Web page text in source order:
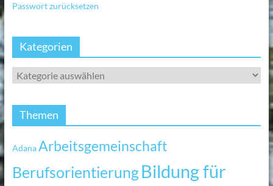
Passwort zurücksetzen
Kategorien
Themen
AdanaArbeitsgemeinschaft
BerufsorientierungBildung für